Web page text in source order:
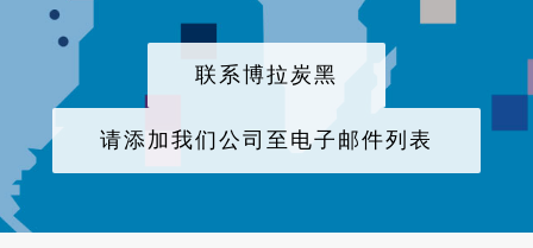
联系博拉炭黑
请添加我们公司至电子邮件列表